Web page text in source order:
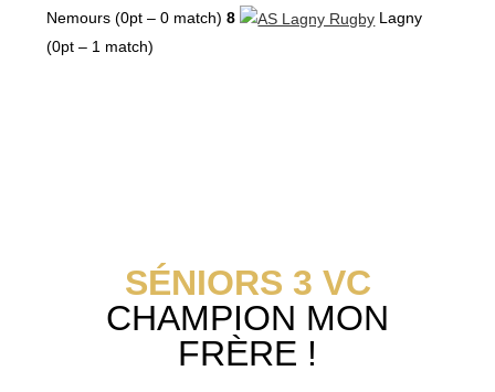
Nemours (0pt – 0 match)8
Lagny
(0pt – 1 match)
SÉNIORS 3 VC
CHAMPION MON
FRÈRE !